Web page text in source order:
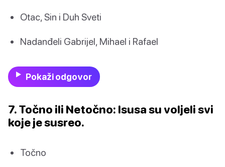
Otac, Sin i Duh Sveti
Nadanđeli Gabrijel, Mihael i Rafael
Pokaži odgovor
7. Točno ili Netočno: Isusa su voljeli svi
koje je susreo.
Točno